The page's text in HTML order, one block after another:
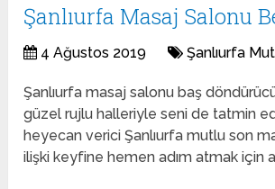
Şanlıurfa Masaj Salonu
4 Ağustos 2019 Şanlıurfa
Şanlıurfa masaj salonu baş
güzel rujlu halleriyle seni de tatmin
heyecan verici Şanlıurfa mutlu son
ilişki keyfine hemen adım atmak için